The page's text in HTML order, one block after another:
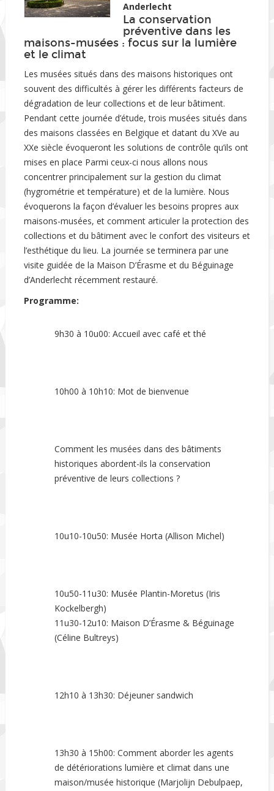
Anderlecht
La conservation
préventive dans les
maisons-musées : focus sur la lumière
et le climat
Les musées situés dans des maisons historiques ont
souvent des difficultés à gérer les différents facteurs de
dégradation de leur collections et de leur bâtiment.
Pendant cette journée d’étude, trois musées situés dans
des maisons classées en Belgique et datant du XVe au
XXe siècle évoqueront les solutions de contrôle qu’ils ont
mises en place Parmi ceux-ci nous allons nous
concentrer principalement sur la gestion du climat
(hygrométrie et température) et de la lumière. Nous
évoquerons la façon d’évaluer les besoins propres aux
maisons-musées, et comment articuler la protection des
collections et du bâtiment avec le confort des visiteurs et
l’esthétique du lieu. La journée se terminera par une
visite guidée de la Maison D’Érasme et du Béguinage
d’Anderlecht récemment restauré.
Programme:
9h30 à 10u00: Accueil avec café et thé
10h00 à 10h10: Mot de bienvenue
Comment les musées dans des bâtiments
historiques abordent-ils la conservation
préventive de leurs collections ?
10u10-10u50: Musée Horta (Allison Michel)
10u50-11u30: Musée Plantin-Moretus (Iris
Kockelbergh)
11u30-12u10: Maison D’Érasme & Béguinage
(Céline Bultreys)
12h10 à 13h30: Déjeuner sandwich
13h30 à 15h00: Comment aborder les agents
de détériorations lumière et climat dans une
maison/musée historique (Marjolijn Debulpaep,